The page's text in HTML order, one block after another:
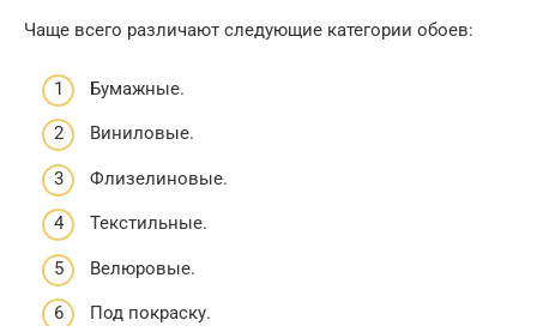
Чаще всего различают следующие категории обоев:
Бумажные.
Виниловые.
Флизелиновые.
Текстильные.
Велюровые.
Под покраску.